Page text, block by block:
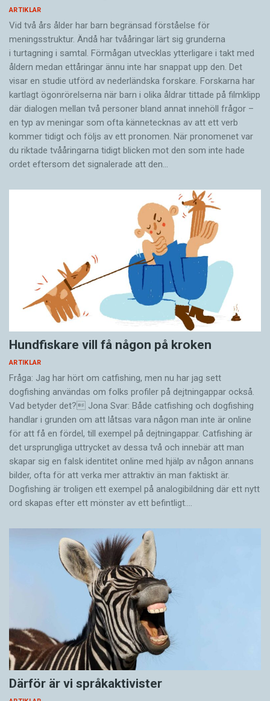
ARTIKLAR
Vid två års ålder har barn begränsad förståelse för
meningsstruktur. Ändå har tvååringar lärt sig grunderna
i turtagning i samtal. Förmågan utvecklas ytterligare i takt med
åldern medan ettåringar ännu inte har snappat upp den. Det
visar en studie utförd av nederländska forskare. Forskarna har
kartlagt ögonrörelserna när barn i olika åldrar tittade på filmklipp
där dialogen mellan två personer bland annat innehöll frågor –
en typ av meningar som ofta kännetecknas av att ett verb
kommer tidigt och följs av ett pronomen. När pronomenet var
du riktade tvååringarna tidigt blicken mot den som inte hade
ordet eftersom det ­signalerade att den…
Hundfiskare vill få någon på kroken
ARTIKLAR
Fråga: Jag har hört om catfishing, men nu har jag sett
dogfishing användas om folks profiler på dejtningappar också.
Vad betyder det? Jona Svar: Både catfishing och dogfishing
handlar i grunden om att låtsas vara någon man inte är online
för att få en fördel, till exempel på dejtningappar. Catfishing är
det ursprungliga uttrycket av dessa två och innebär att man
skapar sig en falsk identitet online med hjälp av någon annans
bilder, ofta för att verka mer attraktiv än man faktiskt är.
Dogfishing är troligen ett exempel på analogibildning där ett nytt
ord skapas efter ett mönster av ett befintligt.…
Därför är vi språkaktivister